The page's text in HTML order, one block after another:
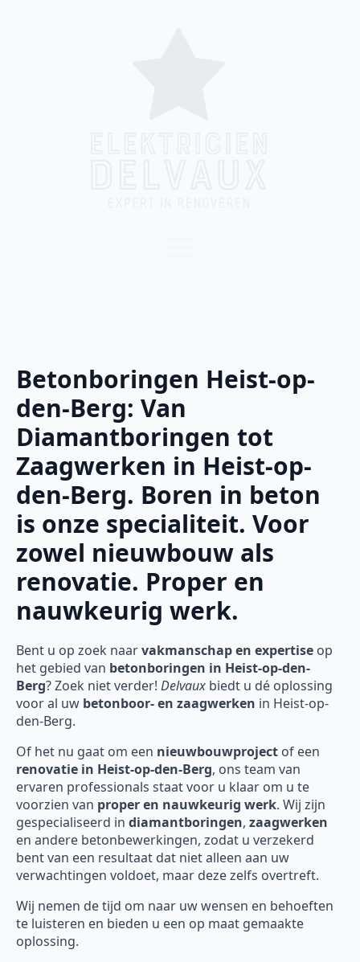
Betonboringen Heist-op-
den-Berg: Van
Diamantboringen tot
Zaagwerken in Heist-op-
den-Berg. Boren in beton
is onze specialiteit. Voor
zowel nieuwbouw als
renovatie. Proper en
nauwkeurig werk.
Bent u op zoek naarvakmanschap en expertise op
het gebied van betonboringen in Heist-op-den-
Berg? Zoek niet verder! Delvaux biedt u dé oplossing
voor al uw betonboor- en zaagwerken in Heist-op-
den-Berg.
Of het nu gaat om een nieuwbouwproject of een
renovatie in Heist-op-den-Berg, ons team van
ervaren professionals staat voor u klaar om u te
voorzien van proper en nauwkeurig werk. Wij zijn
gespecialiseerd in diamantboringen, zaagwerken
en andere betonbewerkingen, zodat u verzekerd
bent van een resultaat dat niet alleen aan uw
verwachtingen voldoet, maar deze zelfs overtreft.
Wij nemen de tijd om naar uw wensen en behoeften
te luisteren en bieden u een op maat gemaakte
oplossing.